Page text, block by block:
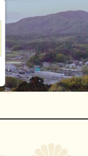
目的の情報を探